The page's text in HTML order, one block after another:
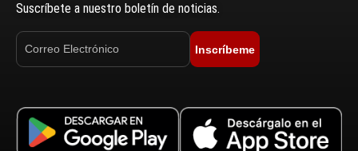
Suscríbete a nuestro boletín de noticias.
Inscríbeme